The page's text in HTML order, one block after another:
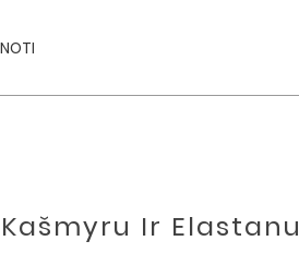
Kašmyru Ir Elastanu